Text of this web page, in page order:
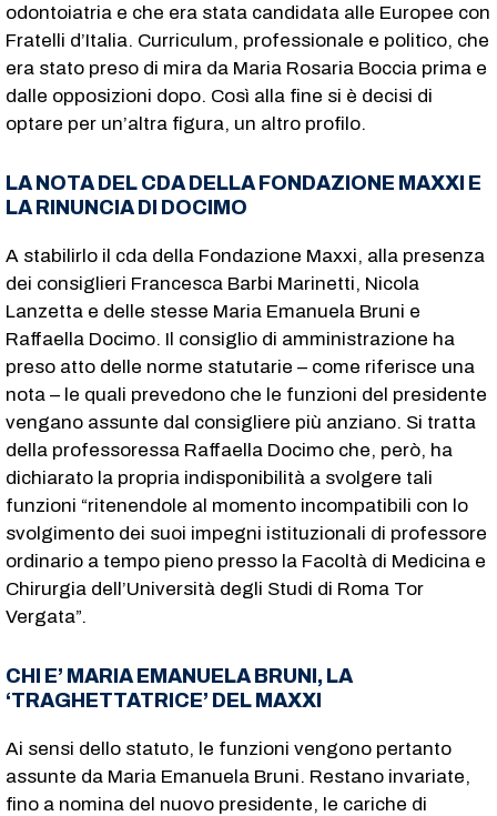
odontoiatria e che era stata candidata alle Europee con
Fratelli d’Italia. Curriculum, professionale e politico, che
era stato preso di mira da Maria Rosaria Boccia prima e
dalle opposizioni dopo. Così alla fine si è decisi di
optare per un’altra figura, un altro profilo.
LA NOTA DEL CDA DELLA FONDAZIONE MAXXI E
LA RINUNCIA DI DOCIMO
A stabilirlo il cda della Fondazione Maxxi, alla presenza
dei consiglieri Francesca Barbi Marinetti, Nicola
Lanzetta e delle stesse Maria Emanuela Bruni e
Raffaella Docimo. Il consiglio di amministrazione ha
preso atto delle norme statutarie – come riferisce una
nota – le quali prevedono che le funzioni del presidente
vengano assunte dal consigliere più anziano. Si tratta
della professoressa Raffaella Docimo che, però, ha
dichiarato la propria indisponibilità a svolgere tali
funzioni “ritenendole al momento incompatibili con lo
svolgimento dei suoi impegni istituzionali di professore
ordinario a tempo pieno presso la Facoltà di Medicina e
Chirurgia dell’Università degli Studi di Roma Tor
Vergata”.
CHI E’ MARIA EMANUELA BRUNI, LA
‘TRAGHETTATRICE’ DEL MAXXI
Ai sensi dello statuto, le funzioni vengono pertanto
assunte da Maria Emanuela Bruni. Restano invariate,
fino a nomina del nuovo presidente, le cariche di